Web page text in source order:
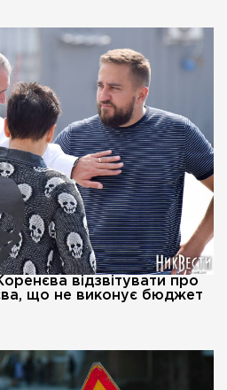
відзвітувати про
що не виконує бюджет